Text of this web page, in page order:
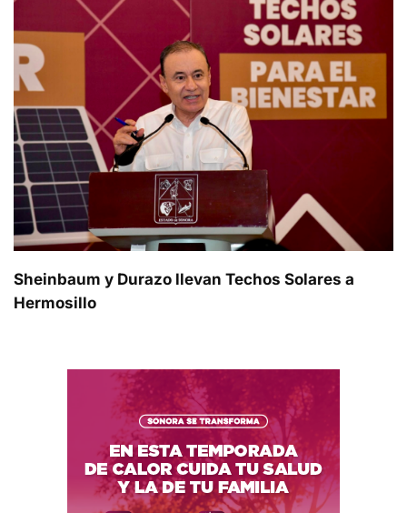
Sheinbaum y Durazo llevan Techos Solares a
Hermosillo